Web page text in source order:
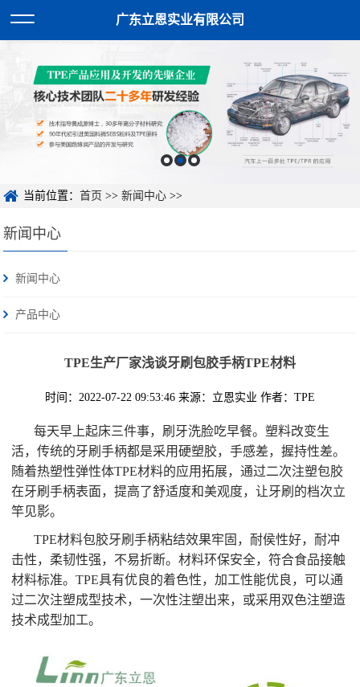
广东立恩实业有限公司
当前位置：首页 >>新闻中心 >>
新闻中心
新闻中心
产品中心
TPE生产厂家浅谈牙刷包胶手柄TPE材料
时间：2022-07-22 09:53:46 来源：立恩实业 作者：TPE
每天早上起床三件事，刷牙洗脸吃早餐。塑料改变生
活，传统的牙刷手柄都是采用硬塑胶，手感差，握持性差。
随着热塑性弹性体TPE材料的应用拓展，通过二次注塑包胶
在牙刷手柄表面，提高了舒适度和美观度，让牙刷的档次立
竿见影。
TPE材料包胶牙刷手柄粘结效果牢固，耐侯性好，耐冲
击性，柔韧性强，不易折断。材料环保安全，符合食品接触
材料标准。TPE具有优良的着色性，加工性能优良，可以通
过二次注塑成型技术，一次性注塑出来，或采用双色注塑造
技术成型加工。